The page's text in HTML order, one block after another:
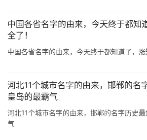
中国各省名字的由来，今天终于都知
全了！
中国各省名字的由来，今天终于都知道了，涨
河北11个城市名字的由来，邯郸的名
皇岛的最霸气
河北11个城市名字的由来，邯郸的名字历史
气